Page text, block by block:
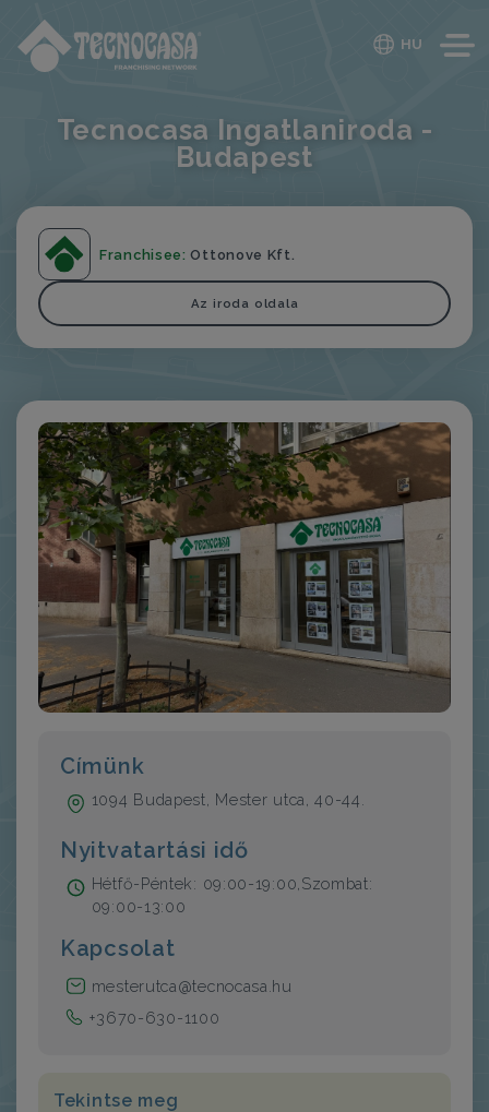
HU
Tecnocasa Ingatlaniroda -
Budapest
Franchisee: Ottonove Kft.
Az iroda oldala
Címünk
1094 Budapest, Mester utca, 40-44.
Nyitvatartási idő
Hétfő-Péntek: 09:00-19:00,Szombat:
09:00-13:00
Kapcsolat
mesterutca@tecnocasa.hu
+3670-630-1100
Tekintse meg